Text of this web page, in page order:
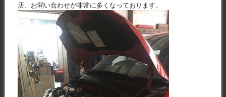
店、お問い合わせが非常に多くなっております。